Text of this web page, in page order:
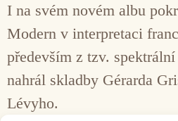
I na svém novém albu
Modern v interpretaci
především z tzv.
nahrál skladby Gérarda
Lévyho.